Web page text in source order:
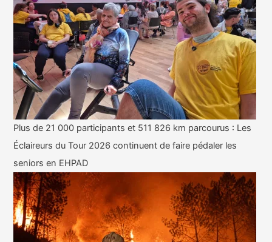
Plus de 21 000 participants et 511 826 km parcourus : Les
Éclaireurs du Tour 2026 continuent de faire pédaler les
seniors en EHPAD